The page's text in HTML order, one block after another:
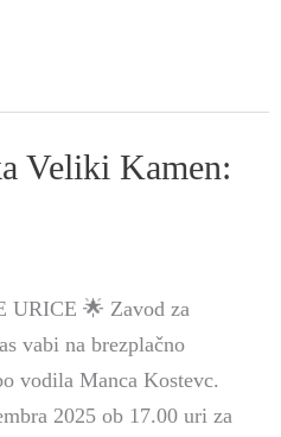
Veliki Kamen:
URICE 🌟 Zavod za
vabi na brezplačno
vodila Manca Kostevc.
2025 ob 17.00 uri za